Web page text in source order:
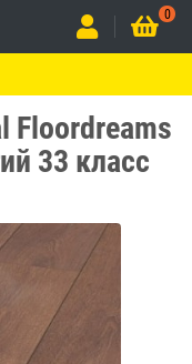
0
Floordreams
33 класс